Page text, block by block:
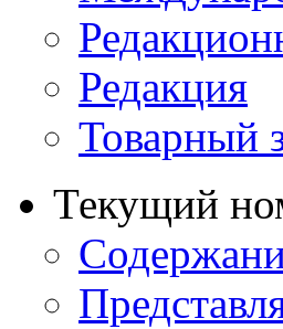
Редакция
Товарный
Текущий